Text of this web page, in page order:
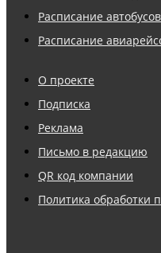
Расписание автобусов
Расписание
О проекте
Подписка
Реклама
Письмо в редакцию
QR код компании
Политика обработки